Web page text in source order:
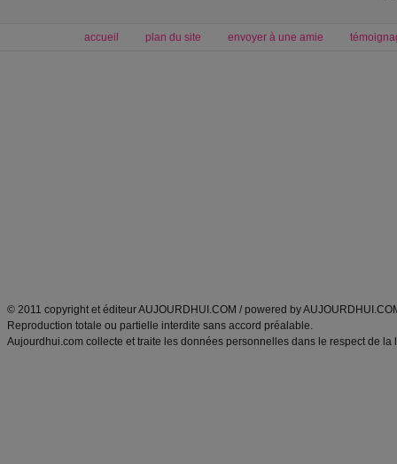
accueil plan du site envoyer à une amie
© 2011 copyright et éditeur AUJOURDHUI.COM / powered by
Reproduction totale ou partielle interdite sans accord préalable.
Aujourdhui.com collecte et traite les données personnelles dans le respect de